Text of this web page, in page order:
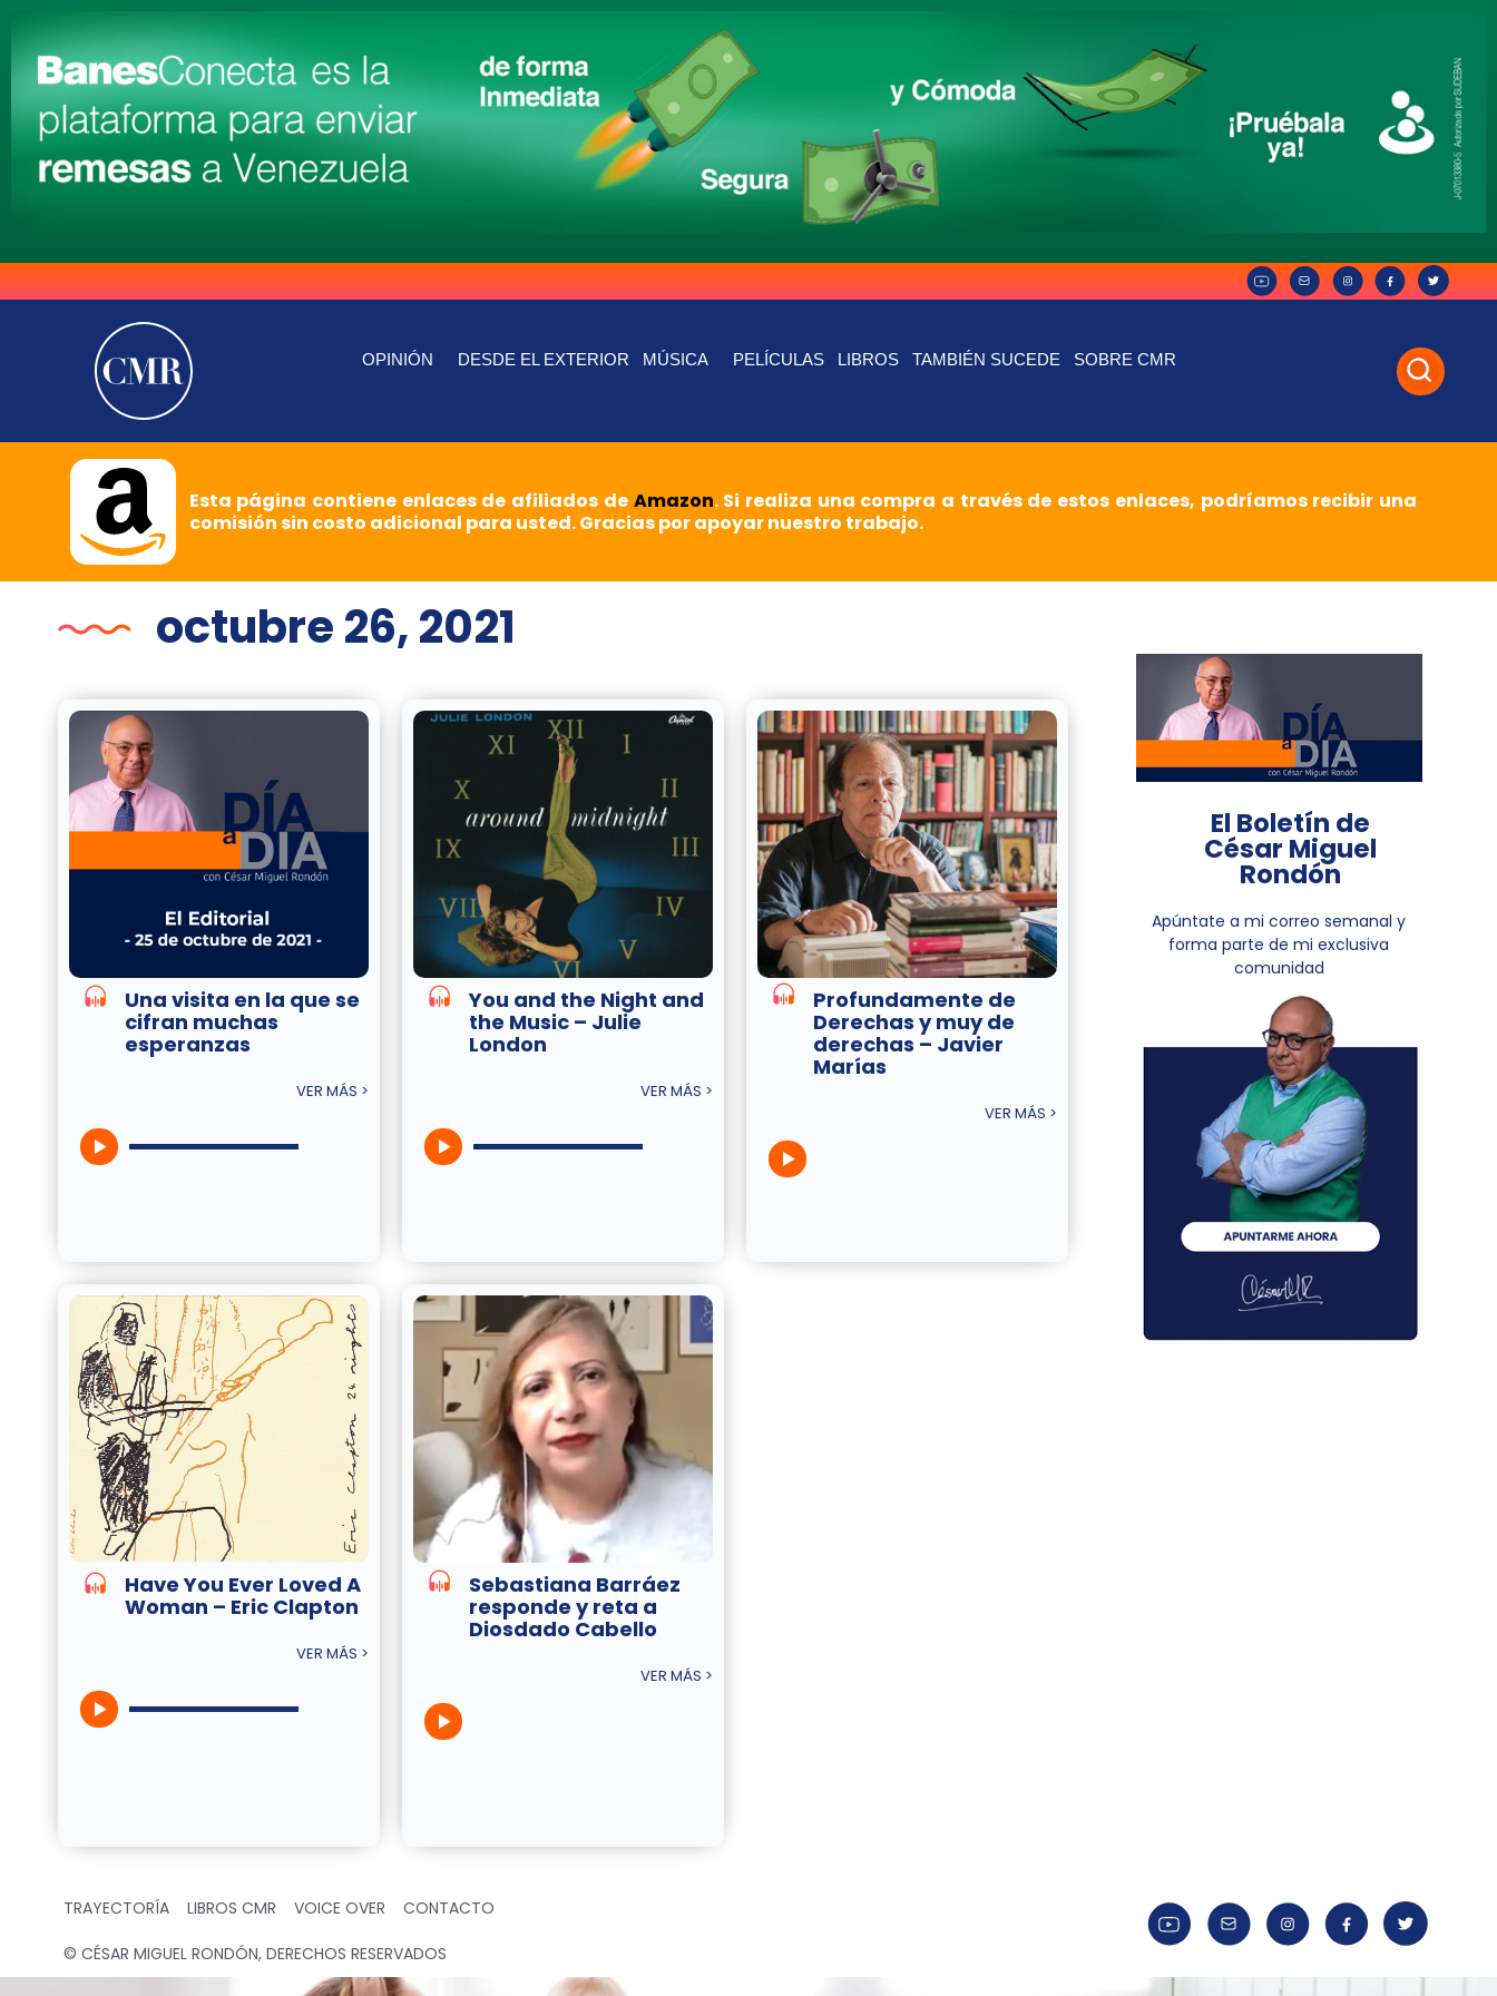
OPINIÓN DESDE EL EXTERIOR MÚSICA PELÍCULAS LIBROS TAMBIÉN SUCEDE SOBRE CMR
Esta página contiene enlaces de afiliados de Amazon. Si realiza una compra a través de estos enlaces, podríamos recibir una
comisión sin costo adicional para usted. Gracias por apoyar nuestro trabajo.
octubre 26, 2021
Una visita en la que se
cifran muchas
esperanzas
VER MÁS >
You and the Night and
the Music – Julie
London
VER MÁS >
Profundamente de
Derechas y muy de
derechas – Javier
Marías
VER MÁS >
Have You Ever Loved A
Woman – Eric Clapton
VER MÁS >
Sebastiana Barráez
responde y reta a
Diosdado Cabello
VER MÁS >
El Boletín de
César Miguel
Rondón
Apúntate a mi correo semanal y
forma parte de mi exclusiva
comunidad
TRAYECTORÍA LIBROS CMR VOICE OVER CONTACTO
© CÉSAR MIGUEL RONDÓN, DERECHOS RESERVADOS